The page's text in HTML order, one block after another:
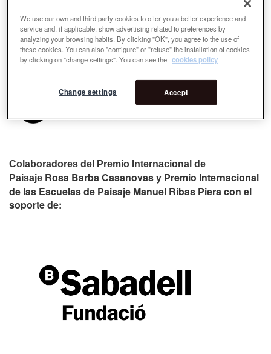
Colaboradores del Premio Internacional de
Paisaje Rosa Barba Casanovas y Premio Internacional
de las Escuelas de Paisaje Manuel Ribas Piera con el
soporte de:
We use our own and third party cookies to offer you a better experience and
service and, if applicable, show advertising related to preferences by
analyzing your browsing habits. By clicking "OK", you agree to the use of
these cookies. You can also "configure" or "refuse" the installation of cookies
by clicking on "change settings". You can see the cookies policy
Accept
Change settings